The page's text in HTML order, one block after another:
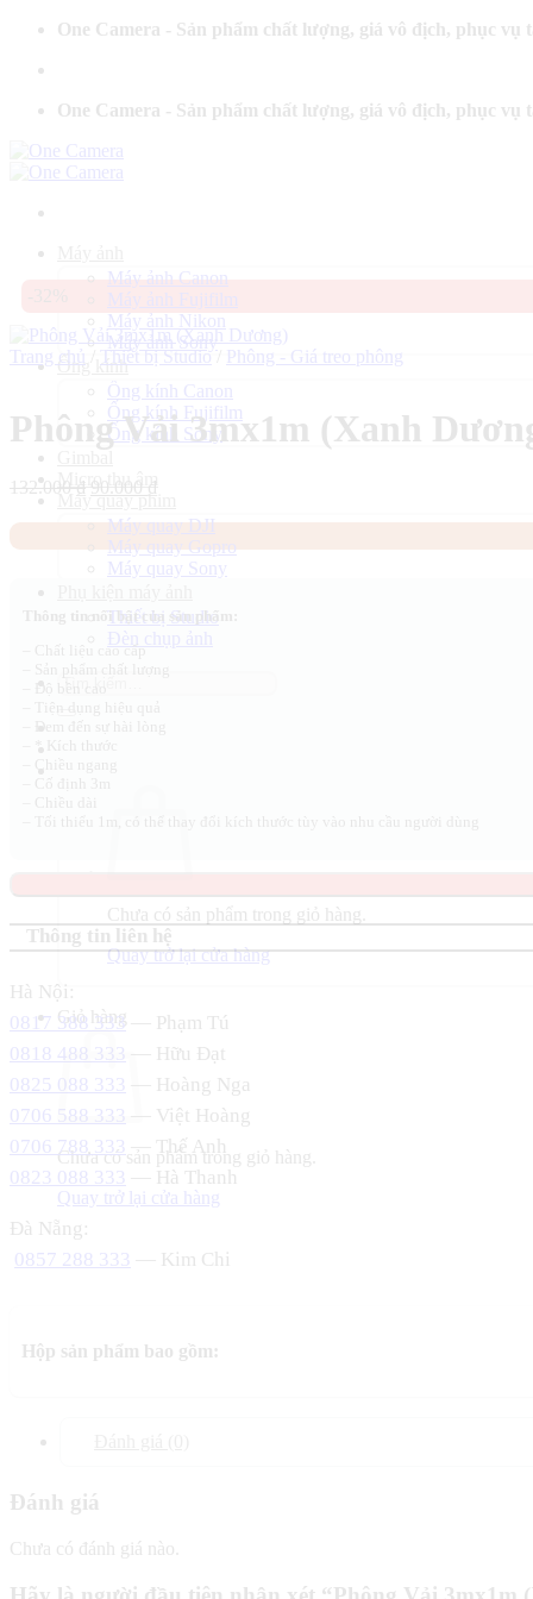
One Camera - Sản phẩm chất lượng, giá vô địch, phục vụ
One Camera - Sản phẩm chất lượng, giá vô địch, phục vụ
Máy ảnh Canon
Máy ảnh Nikon
Máy ảnh Sony
Ống kính
Ống kính Canon
Ống kính Fujifilm
Ống kính Sony
Micro thu âm
Máy quay phim
Máy quay DJI
Máy quay Gopro
Máy quay Sony
Chưa có sản phẩm trong giỏ hàng.
Quay trở lại cửa hàng
Giỏ hàng
Chưa có sản phẩm trong giỏ hàng.
Quay trở lại cửa hàng
Trang chủ Thiết bị Studio / Phông - Giá treo phông
Phông Vải 3mx1m (Xanh
132.000₫ Giá
là:
132.000 ₫.
90.000 ₫
tại
là:
90.000 ₫.
Thông tin liên hệ
Hà Nội:
0817 388 333 — Phạm Tú
0818 488 333
— Hữu Đạt
0825 088 333
— Hoàng Nga
0706 588 333
— Việt Hoàng
0706 788 333
— Thế Anh
0823 088 333
— Hà Thanh
Đà Nẵng:
0857 288 333
— Kim Chi
Hộp sản phẩm bao gồm:
Đánh giá
Chưa có đánh giá nào.